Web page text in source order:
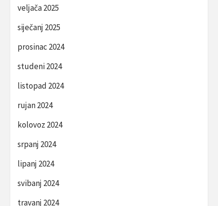
veljača 2025
siječanj 2025
prosinac 2024
studeni 2024
listopad 2024
rujan 2024
kolovoz 2024
srpanj 2024
lipanj 2024
svibanj 2024
travanj 2024